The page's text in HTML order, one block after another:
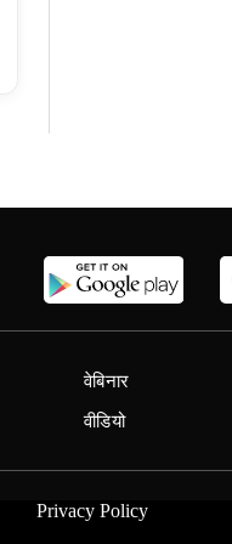
वेबिनार
वीडियो
Privacy Policy